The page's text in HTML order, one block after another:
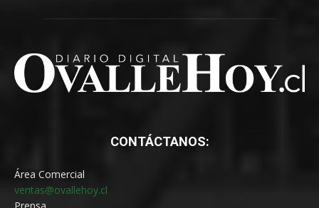
CONTÁCTANOS:
Área Comercial
ventas@ovallehoy.cl